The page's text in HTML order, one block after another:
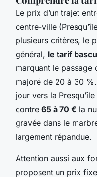
Le prix d’un trajet
centre-ville
plusieurs critères, le
général, le tarif
marquant le
majoré de 20 à 30
jour vers la
contre 65 à 70 € la
gravée dans le
largement répandue.
Attention aussi aux
proposent un prix